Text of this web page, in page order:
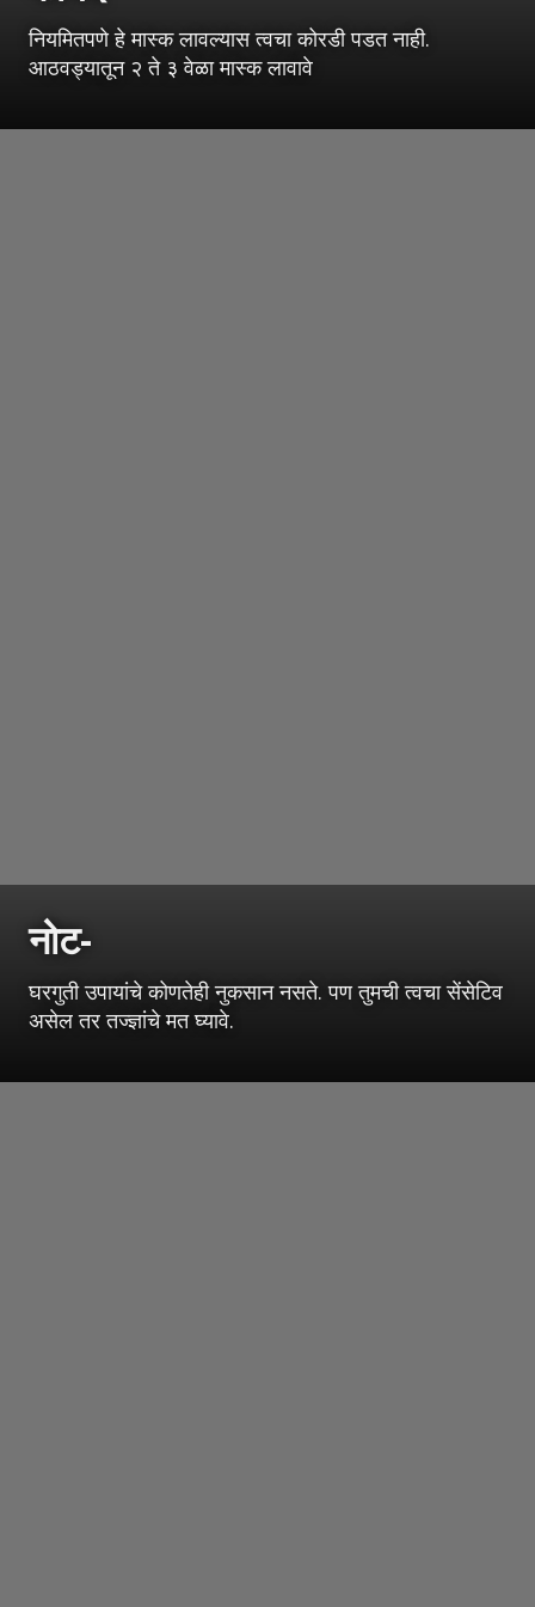
नियमितपणे हे मास्क लावल्यास त्वचा कोरडी पडत नाही.
आठवड्यातून २ ते ३ वेळा मास्क लावावे
नोट-
घरगुती उपायांचे कोणतेही नुकसान नसते. पण तुमची त्वचा सेंसेटिव
असेल तर तज्ज्ञांचे मत घ्यावे.